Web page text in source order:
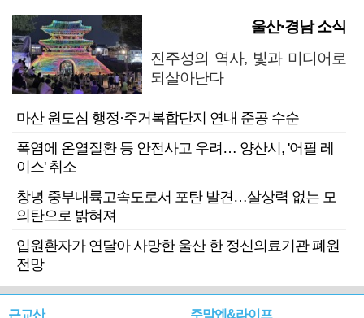
울산·경남 소식
진주성의 역사, 빛과 미디어로
되살아난다
마산 원도심 행정·주거복합단지 연내 준공 수순
폭염에 온열질환 등 안전사고 우려… 양산시, '어필 레
이스' 취소
창녕 중부내륙고속도로서 포탄 발견…살상력 없는 모
의탄으로 밝혀져
입원환자가 연달아 사망한 울산 한 정신의료기관 폐원
전망
근교산 주말엔&라이프